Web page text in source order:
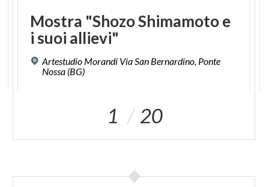
Mostra "ShozoShimamotoe
i suoi allievi"
Artestudio Morandi Via San Bernardino, Ponte
Nossa (BG)
1 20